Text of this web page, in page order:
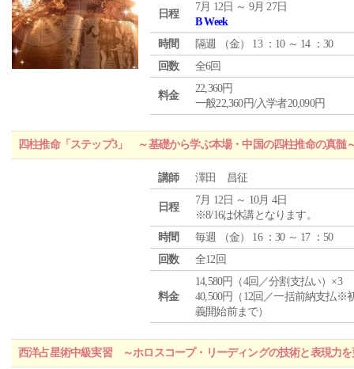
日程
7月 12日 ～ 9月 27日
B Week
時間
隔週 （金） 13 ：10 ～ 14 ：30
回数
全6回
料金
22,360円
一般22,360円/入学者20,090円
四柱推命「ステップ3」 ～基礎から学ぶ本場・中国の四柱推命の真髄
講師 澤田 昌征
日程
7月 12日 ～ 10月 4日
※8/16は休講となります。
時間
毎週 （金） 16 ：30 ～ 17 ：50
回数
全12回
料金
14,580円（4回／分割支払い）×3
40,500円（12回／一括前納支払※
義開始前まで）
西洋占星術中級実習 ～ホロスコープ・リーディングの技術と表現力